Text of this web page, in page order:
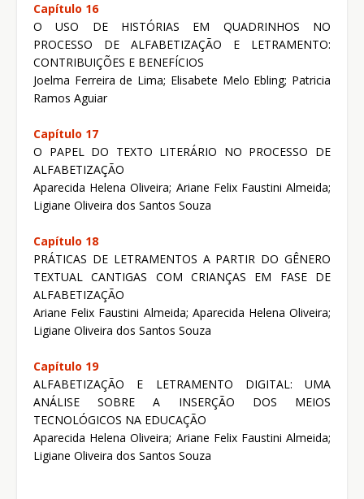
Capítulo 16
O USO DE HISTÓRIAS EM QUADRINHOS NO
PROCESSO DE ALFABETIZAÇÃO E LETRAMENTO:
CONTRIBUIÇÕES E BENEFÍCIOS
Joelma Ferreira de Lima; Elisabete Melo Ebling; Patricia
Ramos Aguiar
Capítulo 17
O PAPEL DO TEXTO LITERÁRIO NO PROCESSO DE
ALFABETIZAÇÃO
Aparecida Helena Oliveira; Ariane Felix Faustini Almeida;
Ligiane Oliveira dos Santos Souza
Capítulo 18
PRÁTICAS DE LETRAMENTOS A PARTIR DO GÊNERO
TEXTUAL CANTIGAS COM CRIANÇAS EM FASE DE
ALFABETIZAÇÃO
Ariane Felix Faustini Almeida; Aparecida Helena Oliveira;
Ligiane Oliveira dos Santos Souza
Capítulo 19
ALFABETIZAÇÃO E LETRAMENTO DIGITAL: UMA
ANÁLISE SOBRE A INSERÇÃO DOS MEIOS
TECNOLÓGICOS NA EDUCAÇÃO
Aparecida Helena Oliveira; Ariane Felix Faustini Almeida;
Ligiane Oliveira dos Santos Souza